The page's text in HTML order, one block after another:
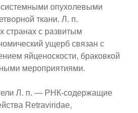
опухолевыми
ткани. Л. п.
странах с развитым
ущерб связан с
яйценоскости, браковкой
мероприятиями.
Л. п. — РНК-содержащие
Retraviridae,